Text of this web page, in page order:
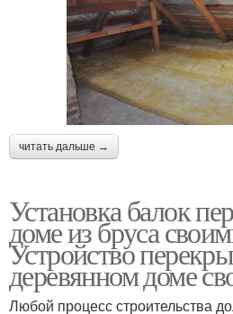
читать дальше →
Установка балок
доме из бруса
Устройство
деревянном доме
Любой процесс строительства